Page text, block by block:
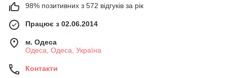
98% позитивних з 572 відгуків за рік
Працює з 02.06.2014
м. Одеса
Одеса, Одеса, Україна
Контакти